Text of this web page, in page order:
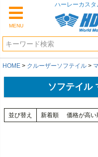
MENU
HOME クルーザーソフテイル
ソフテイル
並び替え 新着順 価格が高い